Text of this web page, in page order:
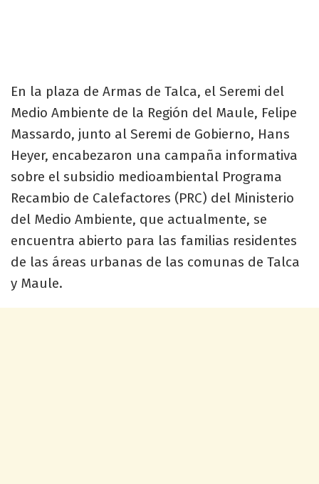
En la plaza de Armas de Talca, el Seremi del
Medio Ambiente de la Región del Maule, Felipe
Massardo, junto al Seremi de Gobierno, Hans
Heyer, encabezaron una campaña informativa
sobre el subsidio medioambiental Programa
Recambio de Calefactores (PRC) del Ministerio
del Medio Ambiente, que actualmente, se
encuentra abierto para las familias residentes
de las áreas urbanas de las comunas de Talca
y Maule.